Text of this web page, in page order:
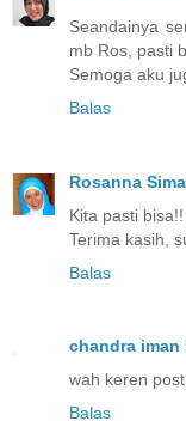
Seandainya
mb Ros, pasti
Semoga aku
Balas
Rosanna
Kita pasti
Terima kasih,
Balas
chandra iman
wah keren
Balas